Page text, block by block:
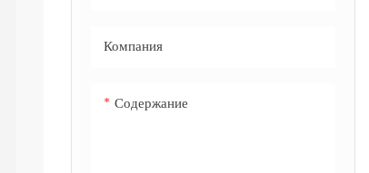
Компания
Содержание